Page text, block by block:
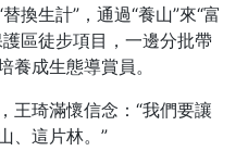
換生計”，通過“養山”來“富
區徒步項目，一邊分批帶
養成生態導賞員。
王琦滿懷信念：“我們要讓
、這片林。”